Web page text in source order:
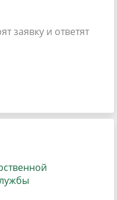
заявку и ответят